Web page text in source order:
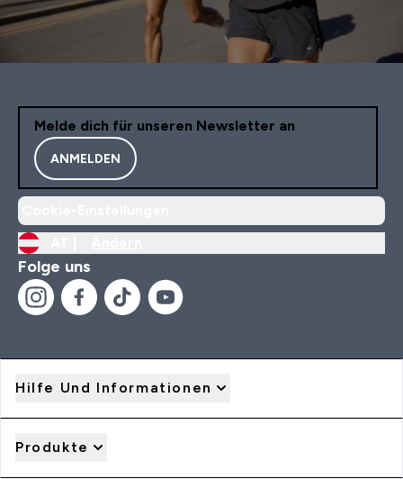
Melde dich für unseren Newsletter an
ANMELDEN
Folge uns
Hilfe Und Informationen
Produkte